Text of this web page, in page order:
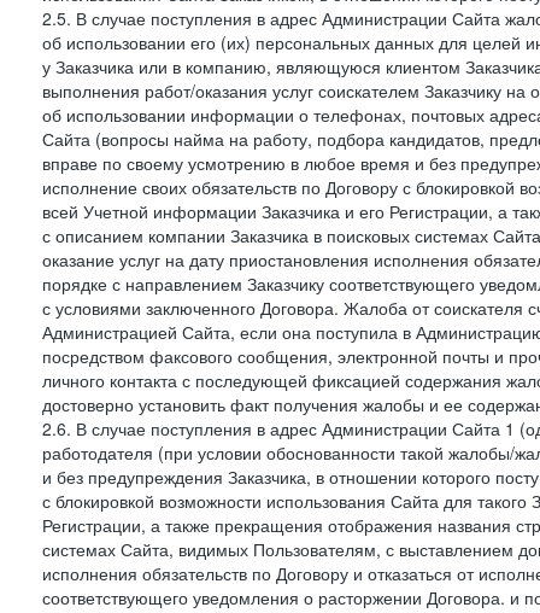
2.5. В случае поступления в адрес Администрации Сайта
об использовании его (их) персональных данных для целей
у Заказчика или в компанию, являющуюся клиентом
выполнения работ/оказания услуг соискателем Заказчику
об использовании информации о телефонах, почтовых
Сайта (вопросы найма на работу, подбора кандидатов,
вправе по своему усмотрению в любое время и без
исполнение своих обязательств по Договору с блокировкой
всей Учетной информации Заказчика и его Регистрации, а
с описанием компании Заказчика в поисковых системах
оказание услуг на дату приостановления исполнения
порядке с направлением Заказчику соответствующего
с условиями заключенного Договора. Жалоба от
Администрацией Сайта, если она поступила в
посредством факсового сообщения, электронной почты и
личного контакта с последующей фиксацией содержания
достоверно установить факт получения жалобы и ее
2.6. В случае поступления в адрес Администрации Сайта 1
работодателя (при условии обоснованности такой
и без предупреждения Заказчика, в отношении которого
с блокировкой возможности использования Сайта для
Регистрации, а также прекращения отображения названия
системах Сайта, видимых Пользователям, с выставлением
исполнения обязательств по Договору и отказаться от
соответствующего уведомления о расторжении Договора. и